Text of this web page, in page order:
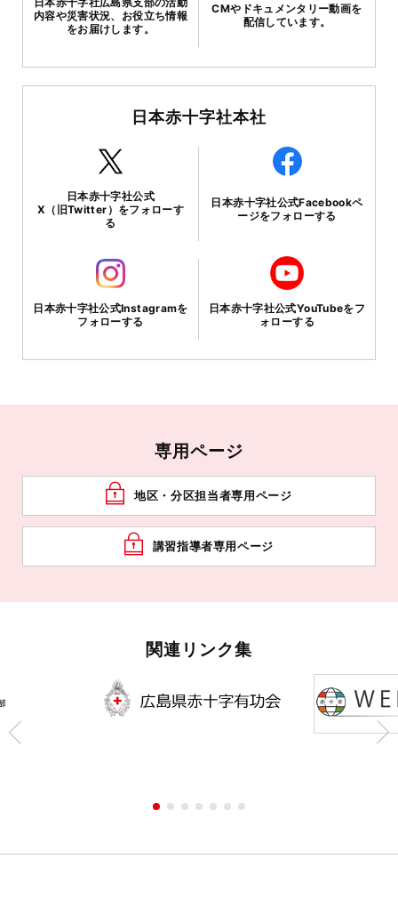
内容や災害状況、お役立ち情報
をお届けします。
CMやドキュメンタリー動画を
配信しています。
日本赤十字社本社
日本赤十字社公式
X（旧Twitter）をフォローす
る
日本赤十字社公式Facebookペ
ージをフォローする
日本赤十字社公式Instagramを
フォローする
日本赤十字社公式YouTubeをフ
ォローする
専用ページ
地区・分区担当者専用ページ
講習指導者専用ページ
関連リンク集